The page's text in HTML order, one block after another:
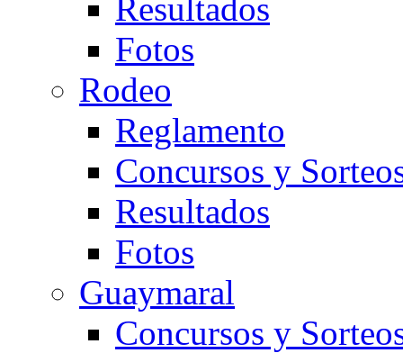
Resultados
Fotos
Rodeo
Reglamento
Concursos y
Resultados
Fotos
Guaymaral
Concursos y